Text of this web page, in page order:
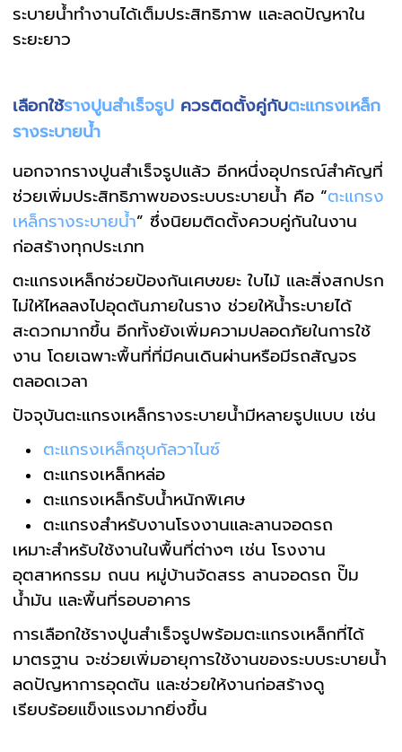
ระบายน้ำทำงานได้เต็มประสิทธิภาพ และลดปัญหาใน
ระยะยาว
เลือกใช้รางปูนสำเร็จรูป ควรติดตั้งคู่กับตะแกรงเหล็ก
รางระบายน้ำ
นอกจากรางปูนสำเร็จรูปแล้ว อีกหนึ่งอุปกรณ์สำคัญที่
ช่วยเพิ่มประสิทธิภาพของระบบระบายน้ำ คือ “ตะแกรง
เหล็กรางระบายน้ำ” ซึ่งนิยมติดตั้งควบคู่กันในงาน
ก่อสร้างทุกประเภท
ตะแกรงเหล็กช่วยป้องกันเศษขยะ ใบไม้ และสิ่งสกปรก
ไม่ให้ไหลลงไปอุดตันภายในราง ช่วยให้น้ำระบายได้
สะดวกมากขึ้น อีกทั้งยังเพิ่มความปลอดภัยในการใช้
งาน โดยเฉพาะพื้นที่ที่มีคนเดินผ่านหรือมีรถสัญจร
ตลอดเวลา
ปัจจุบันตะแกรงเหล็กรางระบายน้ำมีหลายรูปแบบ เช่น
ตะแกรงเหล็กชุบกัลวาไนซ์
ตะแกรงเหล็กหล่อ
ตะแกรงเหล็กรับน้ำหนักพิเศษ
ตะแกรงสำหรับงานโรงงานและลานจอดรถ
เหมาะสำหรับใช้งานในพื้นที่ต่างๆ เช่น โรงงาน
อุตสาหกรรม ถนน หมู่บ้านจัดสรร ลานจอดรถ ปั๊ม
น้ำมัน และพื้นที่รอบอาคาร
การเลือกใช้รางปูนสำเร็จรูปพร้อมตะแกรงเหล็กที่ได้
มาตรฐาน จะช่วยเพิ่มอายุการใช้งานของระบบระบายน้ำ
ลดปัญหาการอุดตัน และช่วยให้งานก่อสร้างดู
เรียบร้อยแข็งแรงมากยิ่งขึ้น